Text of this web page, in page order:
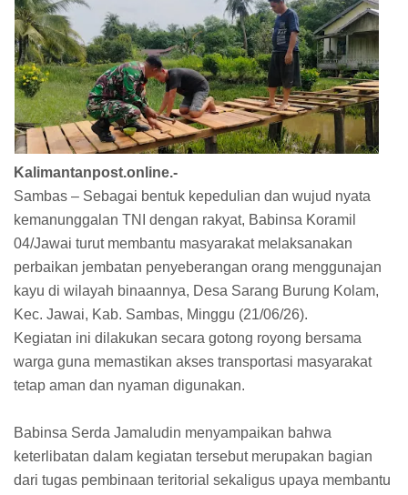
Kalimantanpost.online.-
Sambas – Sebagai bentuk kepedulian dan wujud nyata
kemanunggalan TNI dengan rakyat, Babinsa Koramil
04/Jawai turut membantu masyarakat melaksanakan
perbaikan jembatan penyeberangan orang menggunajan
kayu di wilayah binaannya, Desa Sarang Burung Kolam,
Kec. Jawai, Kab. Sambas, Minggu (21/06/26).
Kegiatan ini dilakukan secara gotong royong bersama
warga guna memastikan akses transportasi masyarakat
tetap aman dan nyaman digunakan.
Babinsa Serda Jamaludin menyampaikan bahwa
keterlibatan dalam kegiatan tersebut merupakan bagian
dari tugas pembinaan teritorial sekaligus upaya membantu